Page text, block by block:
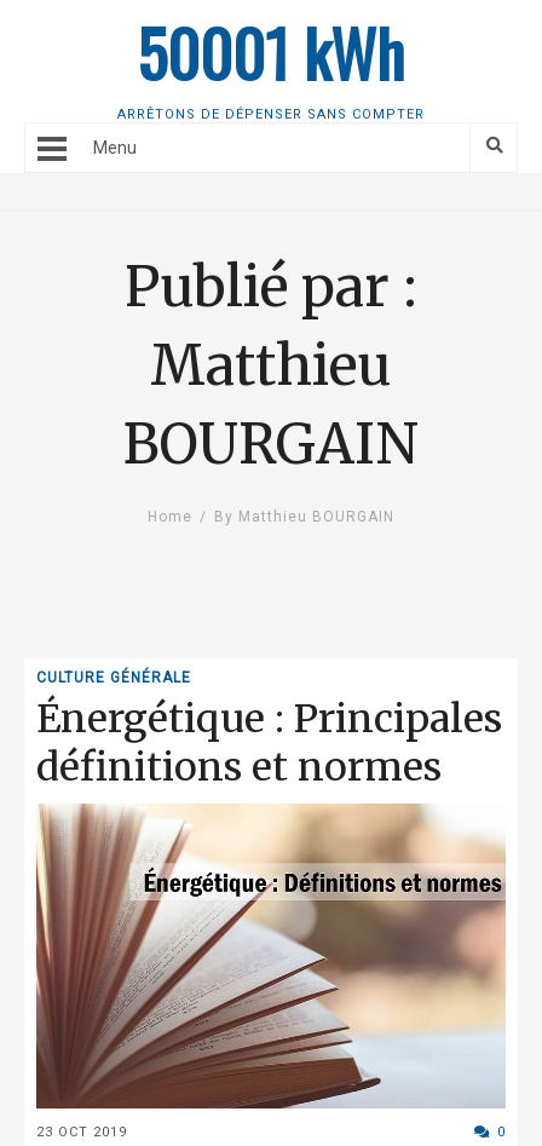
50001 kWh
ARRÊTONS DE DÉPENSER SANS COMPTER
Menu
Publié par :
Matthieu
BOURGAIN
Home / By Matthieu BOURGAIN
CULTURE GÉNÉRALE
Énergétique : Principales
définitions et normes
23 OCT 2019 0